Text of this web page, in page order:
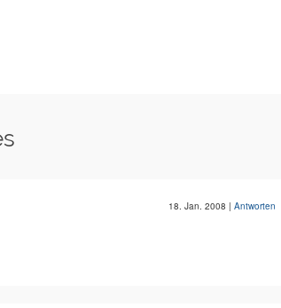
18. Jan. 2008 | Antworten